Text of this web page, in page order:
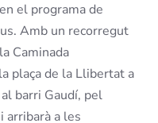
el programa de
Amb un recorregut
Caminada
plaça de la Llibertat a
barri Gaudí, pel
arribarà a les